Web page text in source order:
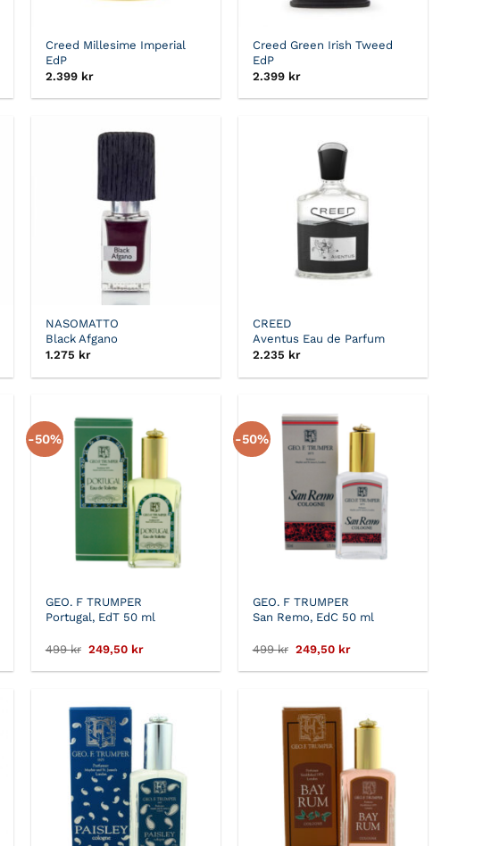
Creed Millesime Imperial
EdP
2.399 kr
Creed Green Irish Tweed
EdP
2.399 kr
NASOMATTO
Black Afgano
1.275 kr
CREED
Aventus Eau de Parfum
2.235 kr
-50%
GEO. F TRUMPER
Portugal, EdT 50 ml
499kr Det
ursprungliga
priset
249,50 krDet
priset
-50%
GEO. F TRUMPER
San Remo, EdC 50 ml
499kr Det
ursprungliga
priset
249,50 krDet
priset